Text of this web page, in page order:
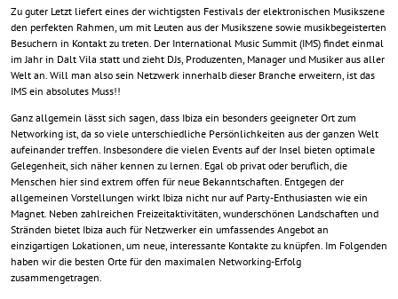
Zu guter Letzt liefert eines der wichtigsten Festivals der elektronischen Musikszene
den perfekten Rahmen, um mit Leuten aus der Musikszene sowie musikbegeisterten
Besuchern in Kontakt zu treten. Der International Music Summit (IMS) findet einmal
im Jahr in Dalt Vila statt und zieht DJs, Produzenten, Manager und Musiker aus aller
Welt an. Will man also sein Netzwerk innerhalb dieser Branche erweitern, ist das
IMS ein absolutes Muss!!
Ganz allgemein lässt sich sagen, dass Ibiza ein besonders geeigneter Ort zum
Networking ist, da so viele unterschiedliche Persönlichkeiten aus der ganzen Welt
aufeinander treffen. Insbesondere die vielen Events auf der Insel bieten optimale
Gelegenheit, sich näher kennen zu lernen. Egal ob privat oder beruflich, die
Menschen hier sind extrem offen für neue Bekanntschaften. Entgegen der
allgemeinen Vorstellungen wirkt Ibiza nicht nur auf Party-Enthusiasten wie ein
Magnet. Neben zahlreichen Freizeitaktivitäten, wunderschönen Landschaften und
Stränden bietet Ibiza auch für Netzwerker ein umfassendes Angebot an
einzigartigen Lokationen, um neue, interessante Kontakte zu knüpfen. Im Folgenden
haben wir die besten Orte für den maximalen Networking-Erfolg
zusammengetragen.